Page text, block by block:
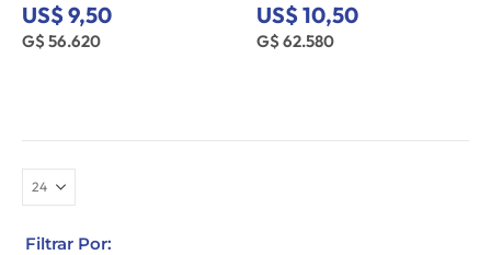
US$ 9,50
G$ 56.620
US$ 10,50
G$ 62.580
Filtrar Por: